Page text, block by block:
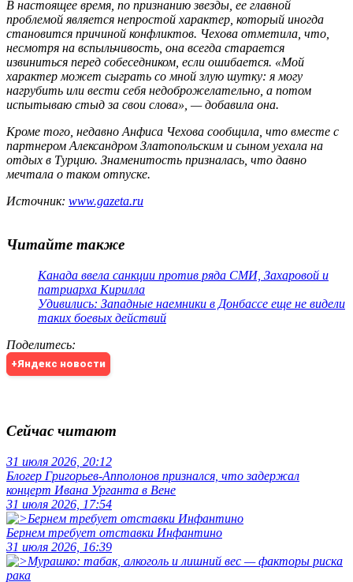
В настоящее время, по признанию звезды, ее главной
проблемой является непростой характер, который иногда
становится причиной конфликтов. Чехова отметила, что,
несмотря на вспыльчивость, она всегда старается
извиниться перед собеседником, если ошибается. «Мой
характер может сыграть со мной злую шутку: я могу
нагрубить или вести себя недоброжелательно, а потом
испытываю стыд за свои слова», — добавила она.
Кроме того, недавно Анфиса Чехова сообщила, что вместе с
партнером Александром Златопольским и сыном уехала на
отдых в Турцию. Знаменитость призналась, что давно
мечтала о таком отпуске.
Источник: www.gazeta.ru
Читайте также
Канада ввела санкции против ряда СМИ, Захаровой и
патриарха Кирилла
Удивились: Западные наемники в Донбассе еще не видели
таких боевых действий
Поделитесь:
+Яндекс новости
Сейчас читают
31 июля 2026, 20:12
Блогер Григорьев-Апполонов признался, что задержал
концерт Ивана Урганта в Вене
31 июля 2026, 17:54
Бернем требует отставки Инфантино
31 июля 2026, 16:39